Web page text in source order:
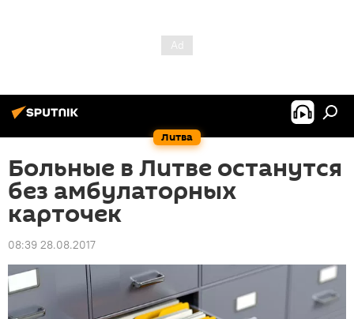
Литва
Больные в Литве останутся
без амбулаторных
карточек
08:39 28.08.2017